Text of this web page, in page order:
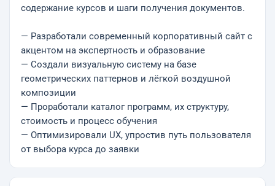
содержание курсов и шаги получения документов.
— Разработали современный корпоративный сайт с
акцентом на экспертность и образование
— Создали визуальную систему на базе
геометрических паттернов и лёгкой воздушной
композиции
— Проработали каталог программ, их структуру,
стоимость и процесс обучения
— Оптимизировали UX, упростив путь пользователя
от выбора курса до заявки